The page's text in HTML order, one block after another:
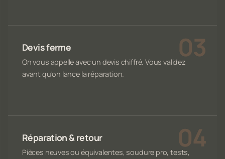
Devis ferme
On vous appelle avec un devis chiffré. Vous validez
avant qu'on lance la réparation.
Réparation & retour
Pièces neuves ou équivalentes, soudure pro, tests,